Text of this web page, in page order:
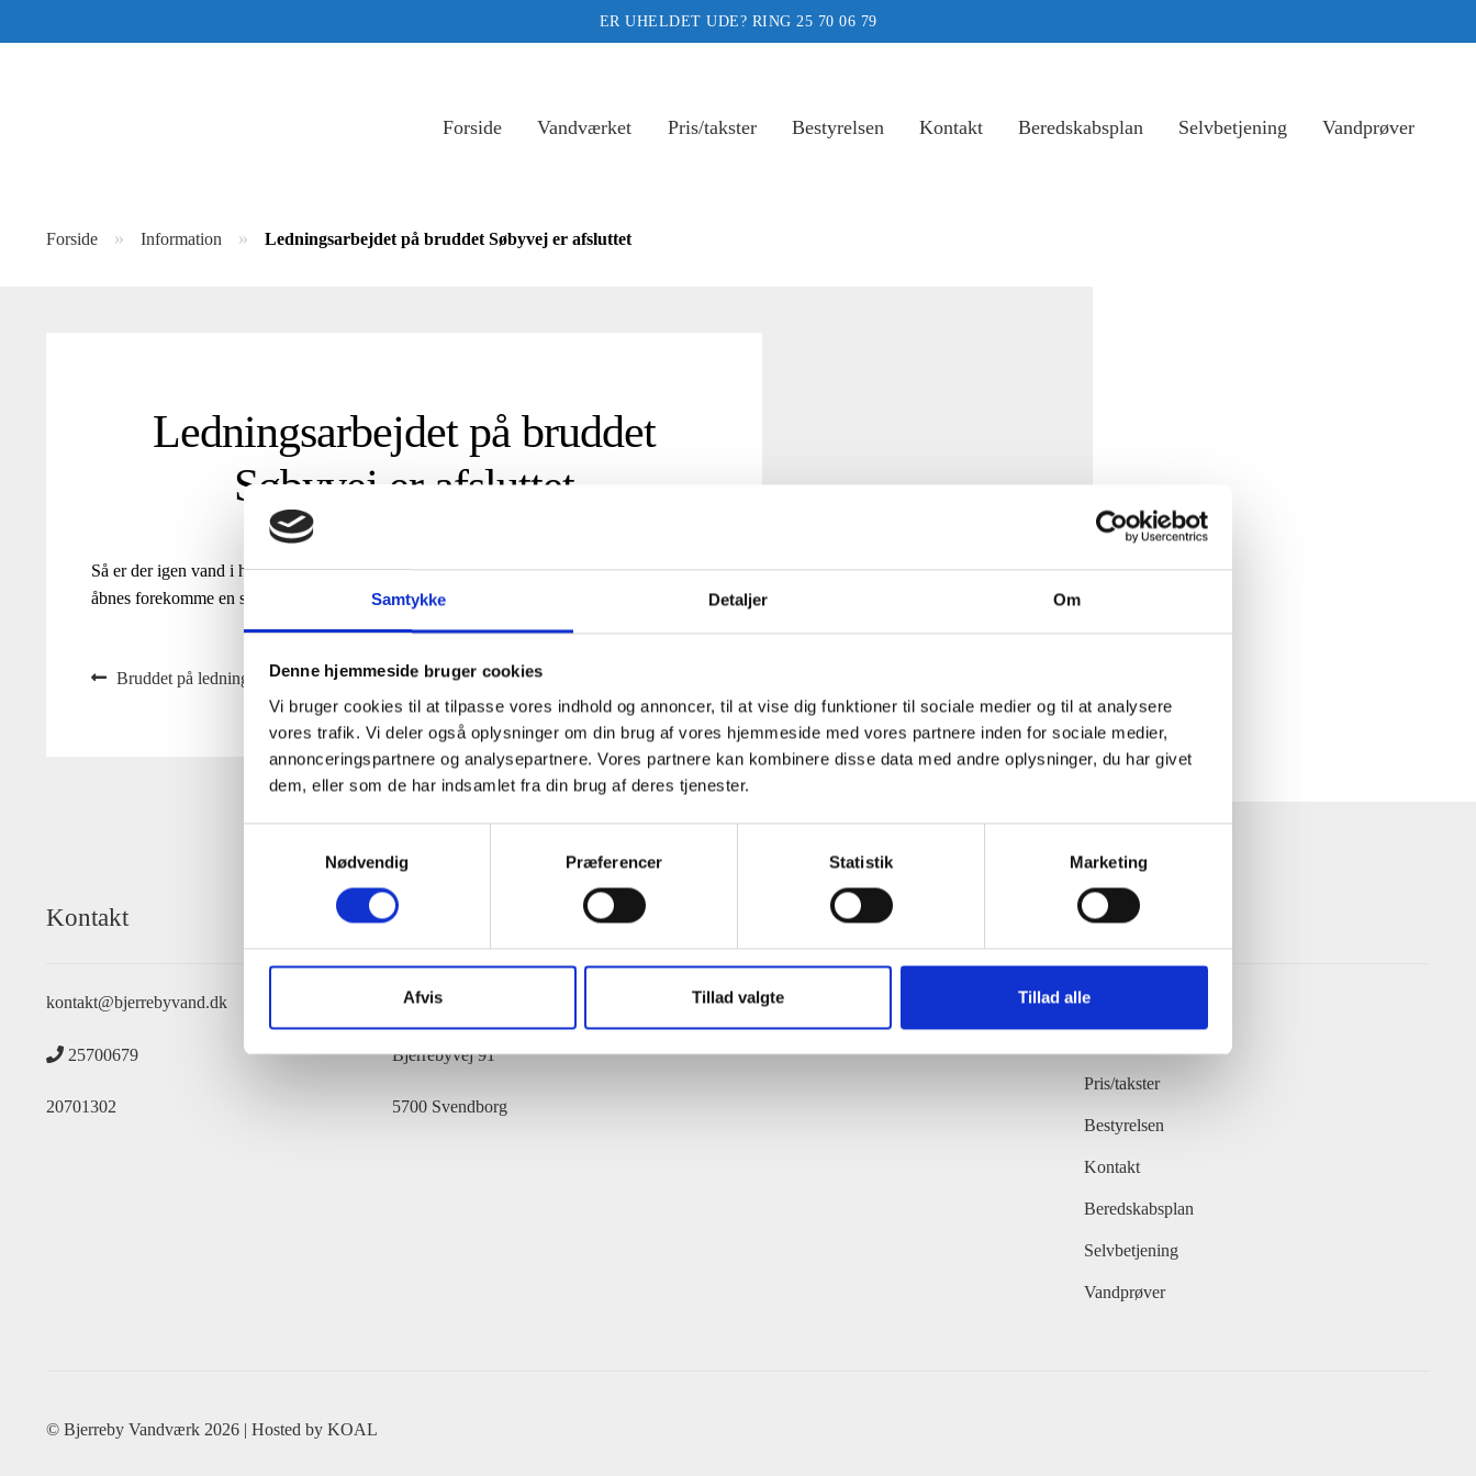
Samtykke Detaljer Om
Denne hjemmeside bruger cookies
Vi bruger cookies til at tilpasse vores indhold og annoncer, til at vise dig funktioner til sociale medier og til at analysere
vores trafik. Vi deler også oplysninger om din brug af vores hjemmeside med vores partnere inden for sociale medier,
annonceringspartnere og analysepartnere. Vores partnere kan kombinere disse data med andre oplysninger, du har givet
dem, eller som de har indsamlet fra din brug af deres tjenester.
Nødvendig
Præferencer Statistik Marketing
Afvis Tillad valgte Tillad alle
ER UHELDET UDE? RING 25 70 06 79
Forside Vandværket Pris/takster Bestyrelsen Kontakt Beredskabsplan Selvbetjening Vandprøver
Forside » Information » Ledningsarbejdet på bruddet Søbyvej er afsluttet
Ledningsarbejdet på bruddet
Søbyvej er afsluttet
Så er der igen vand i hanerne. Der kan være lidt luft i systemet og vandet kan lige når der
åbnes forekomme en smule grumset.
Indlægsnavigation
Previous
Bruddet på ledningsnettet på Søvej ud for nr. 21 er fundet
Next
post:
Ledningsarbejde Bjerreby Møllebakke 20/8
Kontakt
kontakt@bjerrebyvand.dk
25700679
20701302
Adresse
Postadresse:
Bjerrebyvej 91
5700 Svendborg
Åbningstider
Mandag – Fredag: 08:00-16:30
Navigation
Forside
Pris/takster
Bestyrelsen
Kontakt
Beredskabsplan
Selvbetjening
Vandprøver
© Bjerreby Vandværk 2026 | Hosted by KOAL